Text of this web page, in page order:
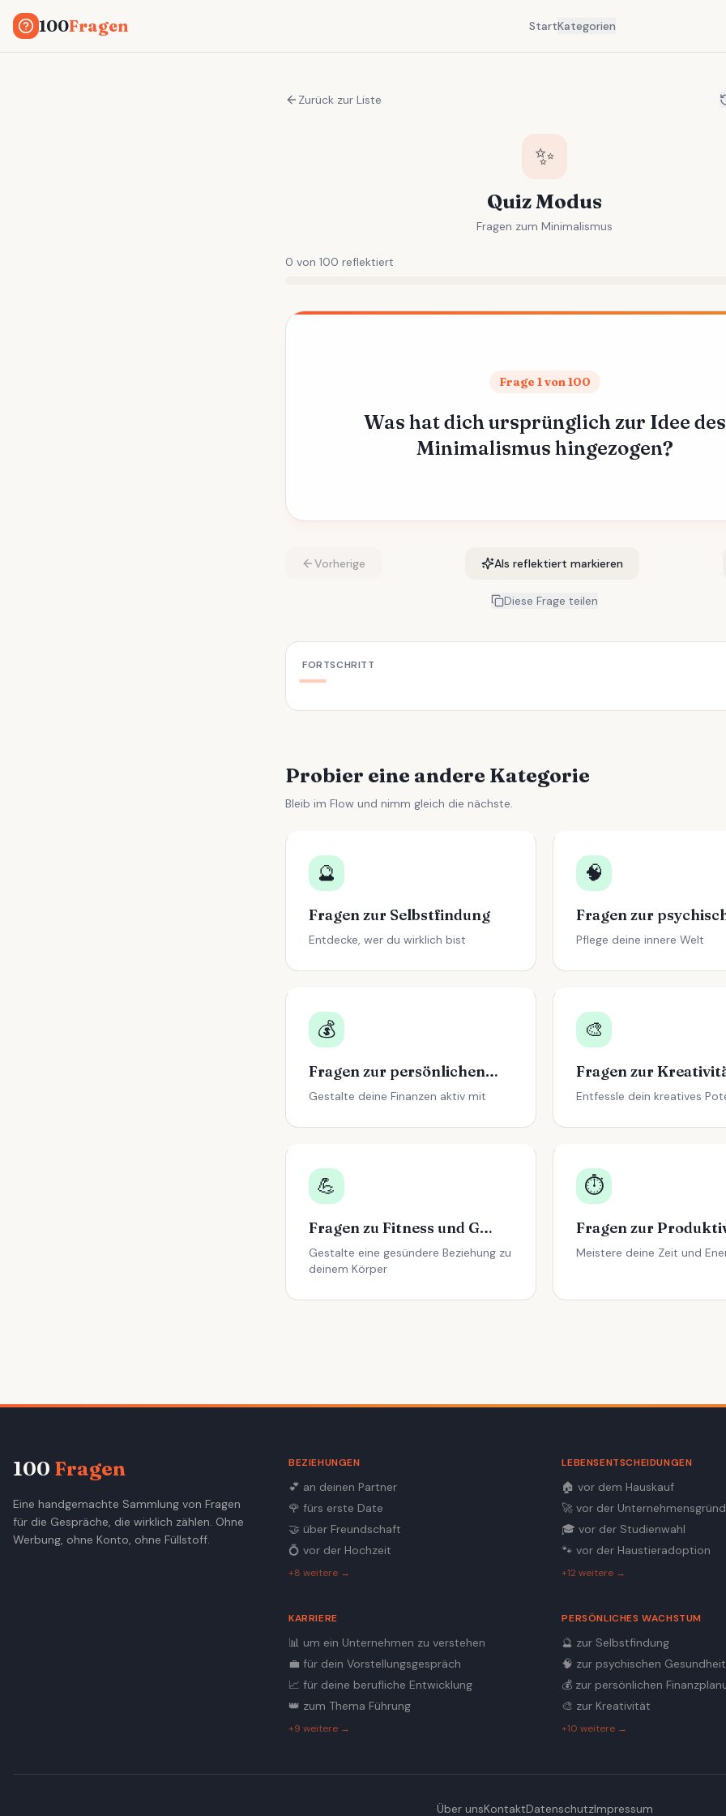
100Fragen StartKategorien
Zurück zur Liste
✨
Quiz Modus
Fragen zum Minimalismus
0 von 100 reflektiert
Frage 1 von 100
Was hat dich ursprünglich zur Idee des
Minimalismus hingezogen?
Vorherige Als reflektiert markieren
Diese Frage teilen
FORTSCHRITT
Probier eine andere Kategorie
Bleib im Flow und nimm gleich die nächste.
🔮
Fragen zur Selbstfindung
Entdecke, wer du wirklich bist
🧠
Pflege deine innere Welt
💰
Fragen zur persönlichen Finanzplanung
Gestalte deine Finanzen aktiv mit
🎨
Fragen zur
Entfessle dein kreatives
💪
Fragen zu Fitness und Gesundheit
Gestalte eine gesündere Beziehung zu
deinem Körper
⏱️
Fragen zur
Meistere deine Zeit und
100 Fragen
Eine handgemachte Sammlung von Fragen
für die Gespräche, die wirklich zählen. Ohne
Werbung, ohne Konto, ohne Füllstoff.
BEZIEHUNGEN
💕 an deinen Partner
🌹 fürs erste Date
🤝 über Freundschaft
💍 vor der Hochzeit
+8 weitere →
LEBENSENTSCHEIDUNGEN
🏠 vor dem Hauskauf
🚀 vor der
🎓 vor der Studienwahl
🐾 vor der Haustieradoption
+12 weitere →
KARRIERE
📊 um ein Unternehmen zu verstehen
💼 für dein Vorstellungsgespräch
📈 für deine berufliche Entwicklung
👑 zum Thema Führung
+9 weitere →
PERSÖNLICHES WACHSTUM
🔮 zur Selbstfindung
🧠 zur psychischen Gesundheit
💰 zur persönlichen
🎨 zur Kreativität
+10 weitere →
Über unsKontaktDatenschutzImpressum